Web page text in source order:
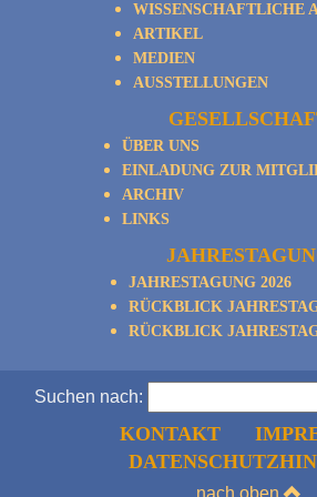
WISSENSCHAFTLICHE
ARTIKEL
MEDIEN
AUSSTELLUNGEN
ÜBER UNS
EINLADUNG ZUR
ARCHIV
LINKS
JAHRESTAGUNG 2026
RÜCKBLICK
RÜCKBLICK
Suchen nach:
KONTAKT
nach oben